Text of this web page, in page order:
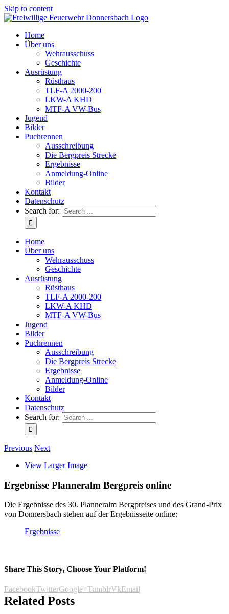
Skip to content
Home
Über uns
Wehrausschuss
Geschichte
Ausrüstung
Rüsthaus
TLF-A 2000-200
LKW-A KHD
MTF-A VW-Bus
Jugend
Bilder
Puchrennen
Ausschreibung
Die Bergpreis Strecke
Ergebnisse
Anmeldung-Online
Bilder
Kontakt
Datenschutz
Search for:
Home
Über uns
Wehrausschuss
Geschichte
Ausrüstung
Rüsthaus
TLF-A 2000-200
LKW-A KHD
MTF-A VW-Bus
Jugend
Bilder
Puchrennen
Ausschreibung
Die Bergpreis Strecke
Ergebnisse
Anmeldung-Online
Bilder
Kontakt
Datenschutz
Search for:
Previous Next
View Larger Image
Ergebnisse Planneralm Bergpreis online
Die Ergebnisse des 30. Planneralm Bergpreises und des Grand-Prix
von Donnersbach stehen auf der Ergebnisseite online:
Ergebnisse
Share This Story, Choose Your Platform!
FacebookTwitterGoogle+TumblrVkEmail
Related Posts